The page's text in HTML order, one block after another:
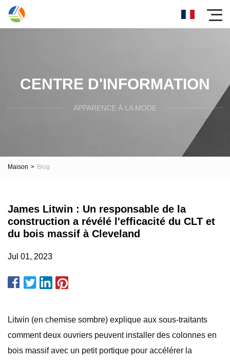
CENTRE D'INFORMATION
APPARENCE À LA MODE
Maison > Blog
James Litwin : Un responsable de la
construction a révélé l'efficacité du CLT et
du bois massif à Cleveland
Jul 01, 2023
Litwin (en chemise sombre) explique aux sous-traitants
comment deux ouvriers peuvent installer des colonnes en
bois massif avec un petit portique pour accélérer la